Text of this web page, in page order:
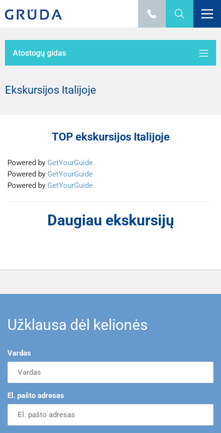
Atostogų gidas
Ekskursijos Italijoje
TOP ekskursijos Italijoje
Powered by GetYourGuide
Powered by GetYourGuide
Powered by GetYourGuide
Daugiau ekskursijų
Užklausa dėl kelionės
Vardas
El. pašto adresas